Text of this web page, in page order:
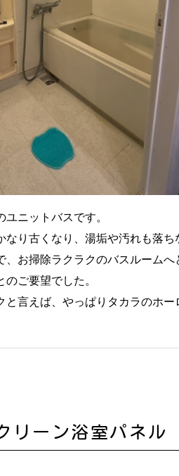
ユニットバスです。
なり古くなり、湯垢や汚れも落ち
、お掃除ラクラクのバスルームへ
ご要望でした。
と言えば、やっぱりタカラのホー
リーン浴室パネル